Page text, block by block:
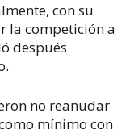
con su
la competición a
después
no reanudar
mínimo con